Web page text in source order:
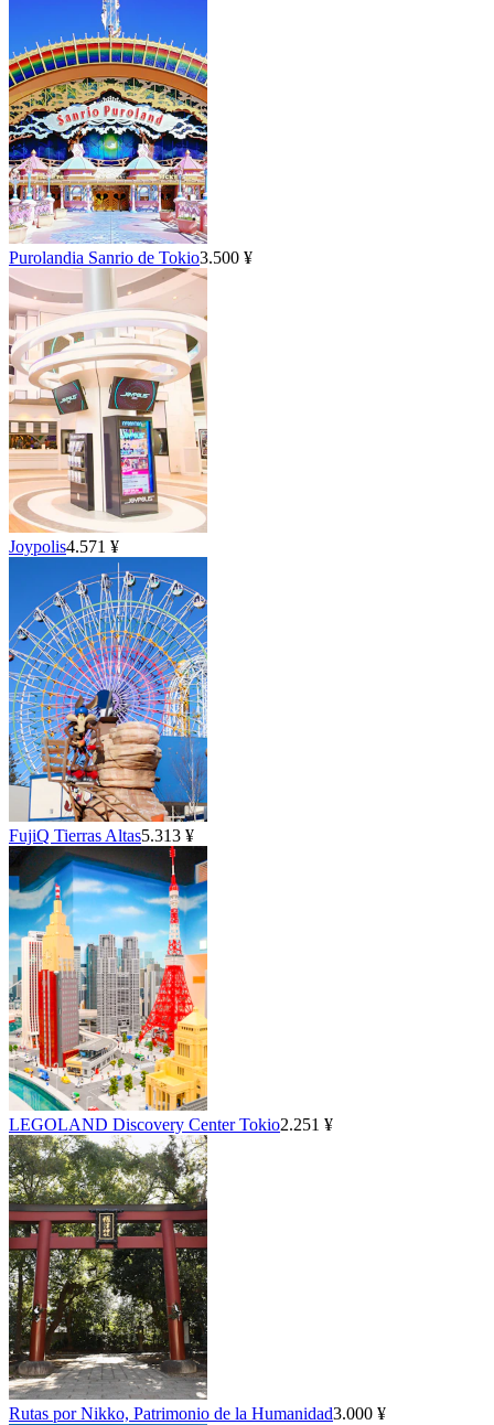
Purolandia Sanrio de Tokio3.500 ¥
Joypolis4.571 ¥
FujiQ Tierras Altas5.313 ¥
LEGOLAND Discovery Center Tokio2.251 ¥
Rutas por Nikko, Patrimonio de la Humanidad3.000 ¥